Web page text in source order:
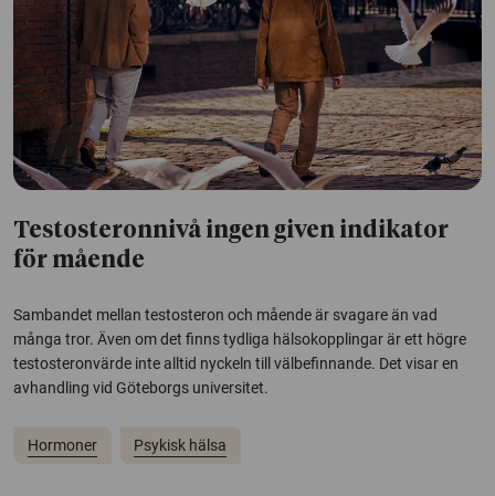
Testosteronnivå ingen given indikator
för mående
Sambandet mellan testosteron och mående är svagare än vad
många tror. Även om det finns tydliga hälsokopplingar är ett högre
testosteronvärde inte alltid nyckeln till välbefinnande. Det visar en
avhandling vid Göteborgs universitet.
Hormoner Psykisk hälsa